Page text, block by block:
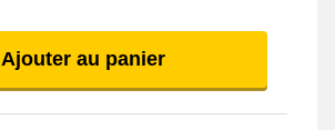
Ajouter au panier